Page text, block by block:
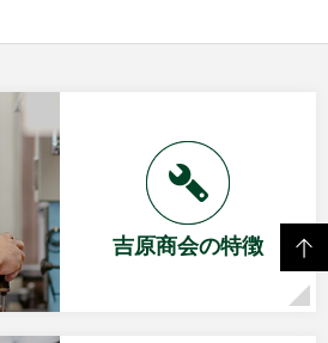
吉原商会の特徴